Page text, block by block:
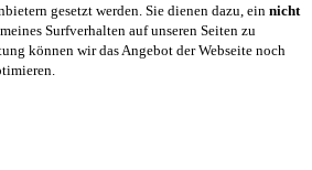
gesetzt werden. Sie dienen dazu, ein nicht
Surfverhalten auf unseren Seiten zu
können wir das Angebot der Webseite noch